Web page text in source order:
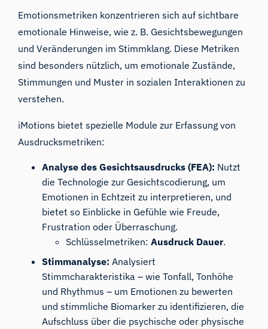
Emotionsmetriken konzentrieren sich auf sichtbare
emotionale Hinweise, wie z. B. Gesichtsbewegungen
und Veränderungen im Stimmklang. Diese Metriken
sind besonders nützlich, um emotionale Zustände,
Stimmungen und Muster in sozialen Interaktionen zu
verstehen.
iMotions bietet spezielle Module zur Erfassung von
Ausdrucksmetriken:
Analyse des Gesichtsausdrucks (FEA): Nutzt
die Technologie zur Gesichtscodierung, um
Emotionen in Echtzeit zu interpretieren, und
bietet so Einblicke in Gefühle wie Freude,
Frustration oder Überraschung.
Schlüsselmetriken:Ausdruck Dauer.
Stimmanalyse: Analysiert
Stimmcharakteristika – wie Tonfall, Tonhöhe
und Rhythmus – um Emotionen zu bewerten
und stimmliche Biomarker zu identifizieren, die
Aufschluss über die psychische oder physische